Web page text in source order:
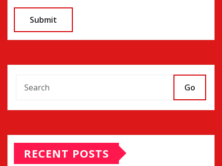
Go
RECENT POSTS